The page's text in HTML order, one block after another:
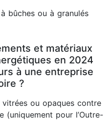
bûches ou à granulés
et matériaux
en 2024
à une entreprise
?
ou opaques contre
(uniquement pour l’Outre-